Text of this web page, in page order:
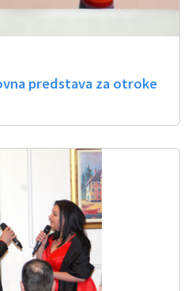
predstava za otroke